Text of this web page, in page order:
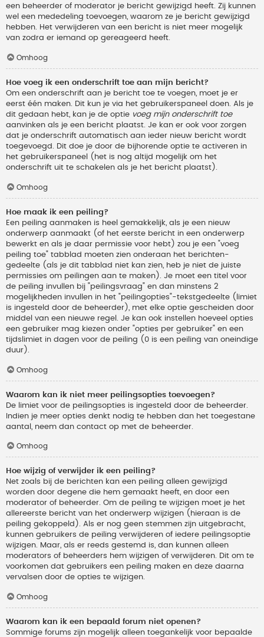
een beheerder of moderator je bericht gewijzigd heeft. Zij kunnen
wel een mededeling toevoegen, waarom ze je bericht gewijzigd
hebben. Het verwijderen van een bericht is niet meer mogelijk
van zodra er iemand op gereageerd heeft.
Omhoog
Hoe voeg ik een onderschrift toe aan mijn bericht?
Om een onderschrift aan je bericht toe te voegen, moet je er
eerst één maken. Dit kun je via het gebruikerspaneel doen. Als je
dit gedaan hebt, kan je de optie voeg mijn onderschrift toe
aanvinken als je een bericht plaatst. Je kan er ook voor zorgen
dat je onderschrift automatisch aan ieder nieuw bericht wordt
toegevoegd. Dit doe je door de bijhorende optie te activeren in
het gebruikerspaneel (het is nog altijd mogelijk om het
onderschrift uit te schakelen als je het bericht plaatst).
Omhoog
Hoe maak ik een peiling?
Een peiling aanmaken is heel gemakkelijk, als je een nieuw
onderwerp aanmaakt (of het eerste bericht in een onderwerp
bewerkt en als je daar permissie voor hebt) zou je een "voeg
peiling toe" tabblad moeten zien onderaan het berichten-
gedeelte (als je dit tabblad niet kan zien, heb je niet de juiste
permissies om peilingen aan te maken). Je moet een titel voor
de peiling invullen bij "peilingsvraag" en dan minstens 2
mogelijkheden invullen in het "peilingopties"-tekstgedeelte (limiet
is ingesteld door de beheerder), met elke optie gescheiden door
middel van een nieuwe regel. Je kan ook instellen hoeveel opties
een gebruiker mag kiezen onder "opties per gebruiker" en een
tijdslimiet in dagen voor de peiling (0 is een peiling van oneindige
duur).
Omhoog
Waarom kan ik niet meer peilingsopties toevoegen?
De limiet voor de peilingsopties is ingesteld door de beheerder.
Indien je meer opties denkt nodig te hebben dan het toegestane
aantal, neem dan contact op met de beheerder.
Omhoog
Hoe wijzig of verwijder ik een peiling?
Net zoals bij de berichten kan een peiling alleen gewijzigd
worden door degene die hem gemaakt heeft, en door een
moderator of beheerder. Om de peiling te wijzigen moet je het
allereerste bericht van het onderwerp wijzigen (hieraan is de
peiling gekoppeld). Als er nog geen stemmen zijn uitgebracht,
kunnen gebruikers de peiling verwijderen of iedere peilingsoptie
wijzigen. Maar, als er reeds gestemd is, dan kunnen alleen
moderators of beheerders hem wijzigen of verwijderen. Dit om te
voorkomen dat gebruikers een peiling maken en deze daarna
vervalsen door de opties te wijzigen.
Omhoog
Waarom kan ik een bepaald forum niet openen?
Sommige forums zijn mogelijk alleen toegankelijk voor bepaalde